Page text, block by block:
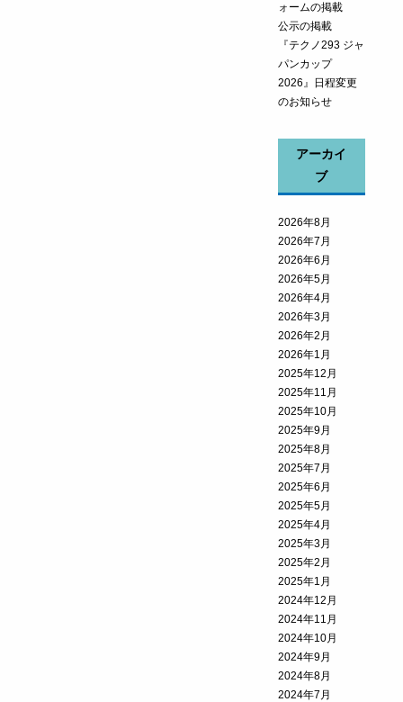
ォームの掲載
公示の掲載
『テクノ293 ジャ
パンカップ
2026』日程変更
のお知らせ
アーカイ
ブ
2026年8月
2026年7月
2026年6月
2026年5月
2026年4月
2026年3月
2026年2月
2026年1月
2025年12月
2025年11月
2025年10月
2025年9月
2025年8月
2025年7月
2025年6月
2025年5月
2025年4月
2025年3月
2025年2月
2025年1月
2024年12月
2024年11月
2024年10月
2024年9月
2024年8月
2024年7月